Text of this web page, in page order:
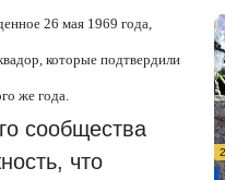
26 мая 1969 года,
которые подтвердили
же года.
сообщества
что